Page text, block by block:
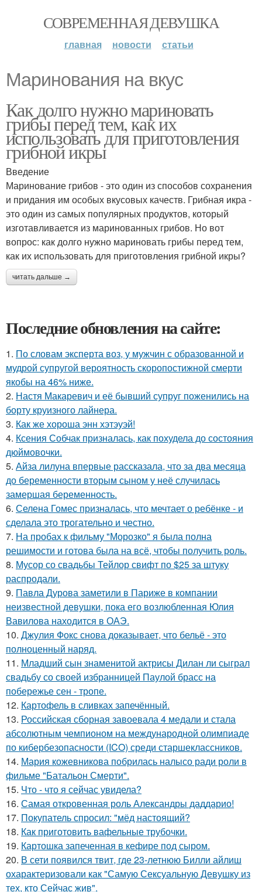
СОВРЕМЕННАЯ ДЕВУШКА
главная новости статьи
Маринования на вкус
Как долго нужно мариновать
грибы перед тем, как их
использовать для приготовления
грибной икры
Введение
Маринование грибов - это один из способов сохранения
и придания им особых вкусовых качеств. Грибная икра -
это один из самых популярных продуктов, который
изготавливается из маринованных грибов. Но вот
вопрос: как долго нужно мариновать грибы перед тем,
как их использовать для приготовления грибной икры?
читать дальше →
Последние обновления на сайте:
1. По словам эксперта воз, у мужчин с образованной и
мудрой супругой вероятность скоропостижной смерти
якобы на 46% ниже.
2. Настя Макаревич и её бывший супруг поженились на
борту круизного лайнера.
3. Как же хороша энн хэтэуэй!
4. Ксения Собчак призналась, как похудела до состояния
дюймовочки.
5. Айза лилуна впервые рассказала, что за два месяца
до беременности вторым сыном у неё случилась
замершая беременность.
6. Селена Гомес призналась, что мечтает о ребёнке - и
сделала это трогательно и честно.
7. На пробах к фильму "Морозко" я была полна
решимости и готова была на всё, чтобы получить роль.
8. Мусор со свадьбы Тейлор свифт по $25 за штуку
распродали.
9. Павла Дурова заметили в Париже в компании
неизвестной девушки, пока его возлюбленная Юлия
Вавилова находится в ОАЭ.
10. Джулия Фокс снова доказывает, что бельё - это
полноценный наряд.
11. Младший сын знаменитой актрисы Дилан ли сыграл
свадьбу со своей избранницей Паулой брасс на
побережье сен - тропе.
12. Картофель в сливках запечённый.
13. Российская сборная завоевала 4 медали и стала
абсолютным чемпионом на международной олимпиаде
по кибербезопасности (ICO) среди старшеклассников.
14. Мария кожевникова побрилась налысо ради роли в
фильме "Батальон Смерти".
15. Что - что я сейчас увидела?
16. Самая откровенная роль Александры даддарио!
17. Покупатель спросил: "мёд настоящий?
18. Как приготовить вафельные трубочки.
19. Картошка запеченная в кефире под сыром.
20. В сети появился твит, где 23-летнюю Билли айлиш
охарактеризовали как "Самую Сексуальную Девушку из
тех, кто Сейчас жив".